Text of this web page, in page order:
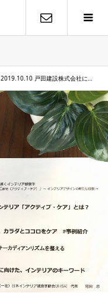
2019.10.10 戸田建設株式会社にて社内向けセミナーをさせていただきました